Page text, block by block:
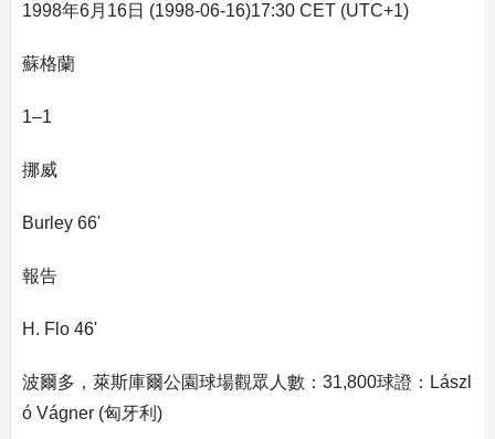
1998年6月16日 (1998-06-16)17:30 CET (UTC+1)
蘇格蘭
1–1
挪威
Burley 66'
報告
H. Flo 46'
波爾多，萊斯庫爾公園球場觀眾人數：31,800球證：Lászl
ó Vágner (匈牙利)